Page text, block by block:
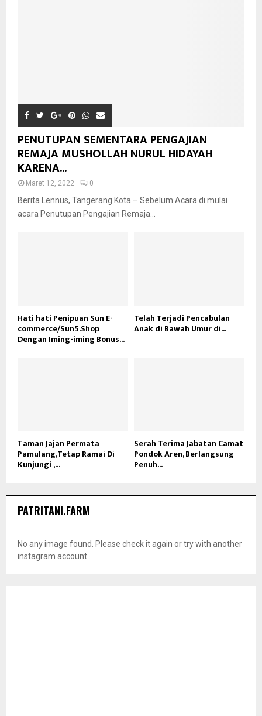
PENUTUPAN SEMENTARA PENGAJIAN
REMAJA MUSHOLLAH NURUL HIDAYAH
KARENA...
Maret 12, 2022 0
Berita Lennus, Tangerang Kota – Sebelum Acara di mulai
acara Penutupan Pengajian Remaja...
Hati hati Penipuan Sun E-
commerce/Sun5.Shop
Dengan Iming-iming Bonus...
Telah Terjadi Pencabulan
Anak di Bawah Umur di...
Taman Jajan Permata
Pamulang,Tetap Ramai Di
Kunjungi ,...
Serah Terima Jabatan Camat
Pondok Aren, Berlangsung
Penuh...
PATRITANI.FARM
No any image found. Please check it again or try with another
instagram account.